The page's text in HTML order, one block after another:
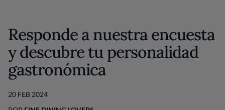
Responde a nuestra encuesta
y descubre tu personalidad
gastronómica
20 FEB 2024